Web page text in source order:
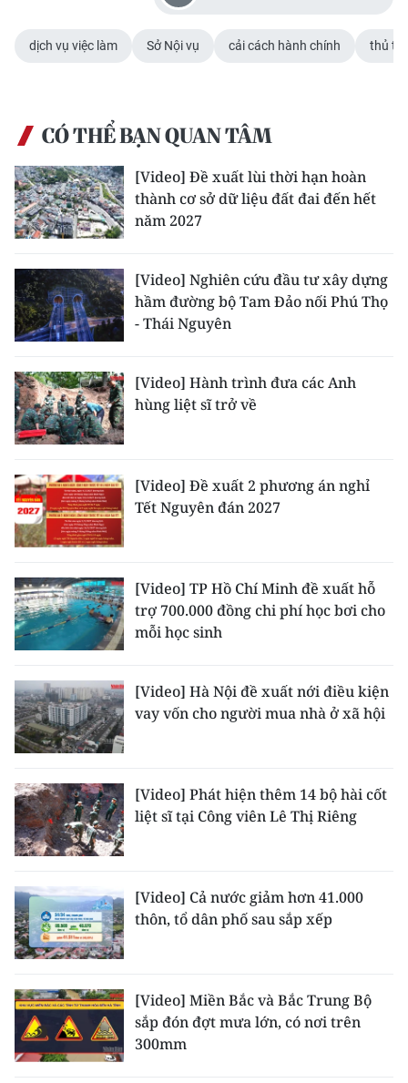
Media Văn hóa
Media Xã hội
Media Pháp luật
Media Du lịch
Media Thể thao
Media Giáo dục
Media Y tế
Media Khoa học - Công nghệ
Ảnh
Infographic
TIN MỚI
TIN ĐỊA PHƯƠNG
Đồng bằng sông Hồng
Bắc Trung Bộ
Duyên hải Nam Trung Bộ và Tây
Nguyên
Đông Nam Bộ
Đồng bằng sông Cửu Long
Chuyên trang Hà Nội
dịch vụ việc làm Sở Nội vụ cải cách hành chính thủ
CÓ THỂ BẠN QUAN TÂM
[Video] Đề xuất lùi thời hạn hoàn
thành cơ sở dữ liệu đất đai đến hết
năm 2027
[Video] Nghiên cứu đầu tư xây dựng
hầm đường bộ Tam Đảo nối Phú Thọ
- Thái Nguyên
[Video] Hành trình đưa các Anh
hùng liệt sĩ trở về
[Video] Đề xuất 2 phương án nghỉ
Tết Nguyên đán 2027
[Video] TP Hồ Chí Minh đề xuất hỗ
trợ 700.000 đồng chi phí học bơi cho
mỗi học sinh
[Video] Hà Nội đề xuất nới điều kiện
vay vốn cho người mua nhà ở xã hội
[Video] Phát hiện thêm 14 bộ hài cốt
liệt sĩ tại Công viên Lê Thị Riêng
[Video] Cả nước giảm hơn 41.000
thôn, tổ dân phố sau sắp xếp
[Video] Miền Bắc và Bắc Trung Bộ
sắp đón đợt mưa lớn, có nơi trên
300mm